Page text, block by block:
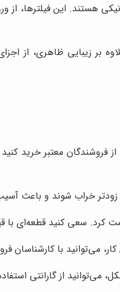
هستند. این فیلترها،
بر زیبایی ظاهری، از
فروشندگان معتبر خرید
خراب شوند و باعث
کرد. سعی کنید قطعه‌ای با
می‌توانید با کارشناسان
می‌توانید از گارانتی